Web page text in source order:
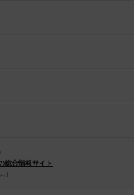
総合情報サイト